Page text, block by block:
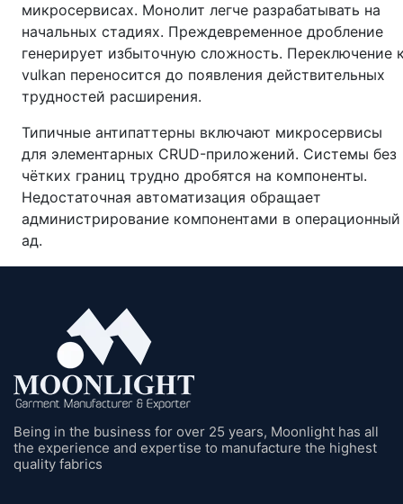
микросервисах. Монолит легче разрабатывать на
начальных стадиях. Преждевременное дробление
генерирует избыточную сложность. Переключение
vulkan переносится до появления действительных
трудностей расширения.
Типичные антипаттерны включают микросервисы
для элементарных CRUD-приложений. Системы без
чётких границ трудно дробятся на компоненты.
Недостаточная автоматизация обращает
администрирование компонентами в операционный
ад.
Being in the business for over 25 years, Moonlight has all
the experience and expertise to manufacture the highest
quality fabrics